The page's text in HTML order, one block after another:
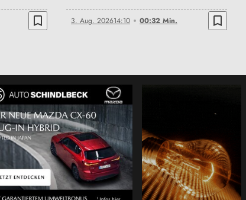
bookmark_border 3. Aug. 202614:10 00:32 Min. bookmark_border